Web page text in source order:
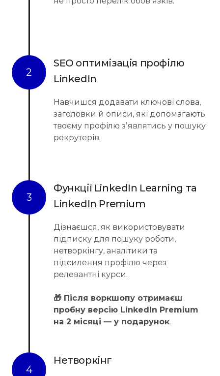
2
SEO оптимізація профілю
LinkedIn
Навчишся додавати ключові слова,
заголовки й описи, які допомагають
твоєму профілю зʼявлятись у пошуку
рекрутерів.
3
Функції LinkedIn Learning та
LinkedIn Premium
Дізнаєшся, як використовувати
підписку для пошуку роботи,
нетворкінгу, аналітики та
підсилення профілю через
релевантні курси.
🎁 Після воркшопу отримаєш
пробну версію LinkedIn Premium
на 2 місяці — у подарунок.
4
Нетворкінг